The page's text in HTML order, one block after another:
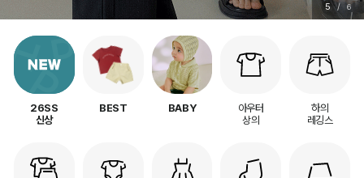
5 / 6
26SS
신상
BEST BABY
아우터
상의
하의
레깅스